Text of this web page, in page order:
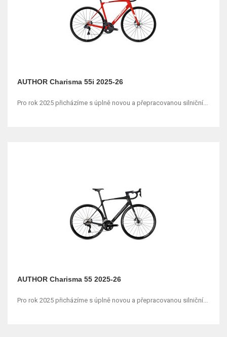
AUTHOR Charisma 55i 2025-26
Pro rok 2025 přicházíme s úplně novou a přepracovanou silniční...
AUTHOR Charisma 55 2025-26
Pro rok 2025 přicházíme s úplně novou a přepracovanou silniční...